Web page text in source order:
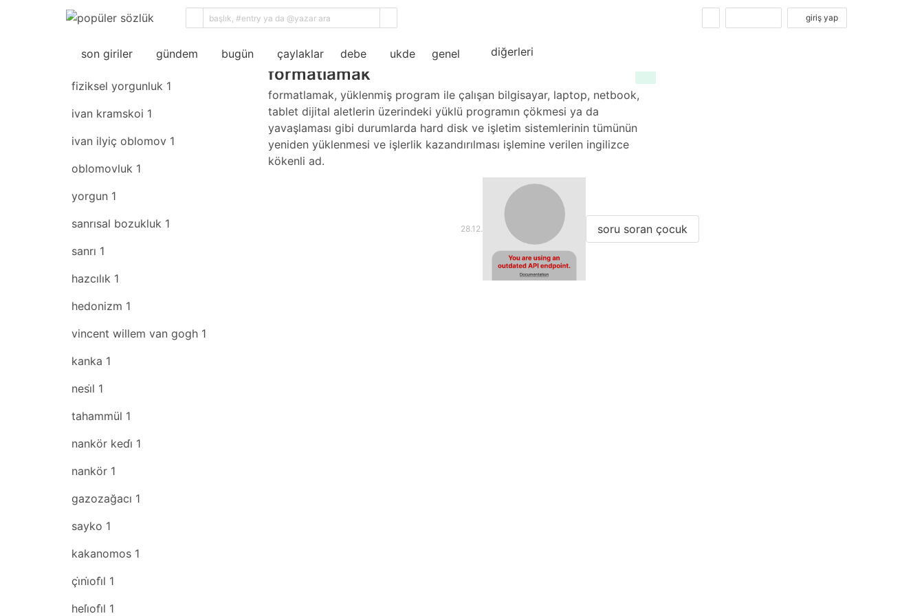
giriş yap
son giriler gündem bugün çaylaklar debe ukde genel diğerleri
son giriler rastgele
fiziksel yorgunluk 1
ivan kramskoi 1
ivan ilyiç oblomov 1
oblomovluk 1
yorgun 1
sanrısal bozukluk 1
sanrı 1
hazcılık 1
hedonizm 1
vincent willem van gogh 1
kanka 1
nesi̇l 1
tahammül 1
nankör kedi̇ 1
nankör 1
gazozağacı 1
sayko 1
kakanomos 1
çi̇ni̇ofi̇l 1
heli̇ofi̇l 1
sıralama
formatlamak
formatlamak, yüklenmiş program ile çalışan bilgisayar, laptop, netbook,
tablet dijital aletlerin üzerindeki yüklü programın çökmesi ya da
yavaşlaması gibi durumlarda hard disk ve işletim sistemlerinin tümünün
yeniden yüklenmesi ve işlerlik kazandırılması işlemine verilen ingilizce
kökenli ad.
28.12.2018 22:07 soru soran çocuk